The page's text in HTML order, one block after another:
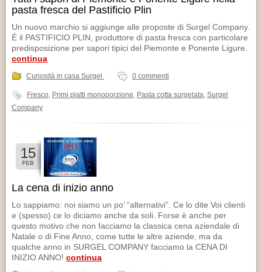
pasta fresca del Pastificio Plin
Un nuovo marchio si aggiunge alle proposte di Surgel Company.
È il PASTIFICIO PLIN, produttore di pasta fresca con particolare
predisposizione per sapori tipici del Piemonte e Ponente Ligure.
continua
Curiosità in casa Surgel 0 commenti
Fresco Primi piatti monoporzione Pasta cotta surgelata Surgel
Company
15
FEB
La cena di inizio anno
Lo sappiamo: noi siamo un po’ “alternativi”. Ce lo dite Voi clienti
e (spesso) ce lo diciamo anche da soli. Forse è anche per
questo motivo che non facciamo la classica cena aziendale di
Natale o di Fine Anno, come tutte le altre aziende, ma da
qualche anno in SURGEL COMPANY facciamo la CENA DI
INIZIO ANNO! continua